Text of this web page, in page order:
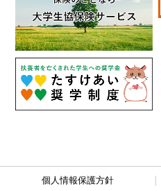
個人情報保護方針